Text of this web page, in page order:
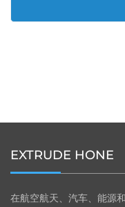
EXTRUDE HONE
在航空航天、汽车、能源